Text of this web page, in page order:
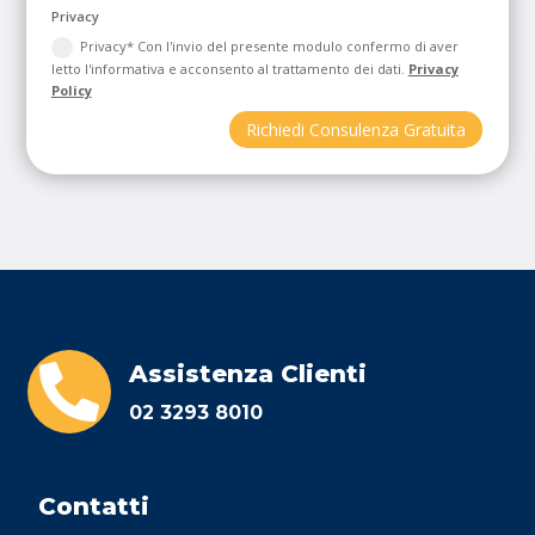
Privacy
Privacy* Con l'invio del presente modulo confermo di aver
letto l'informativa e acconsento al trattamento dei dati. Privacy
Policy
Richiedi Consulenza Gratuita
 Assistenza Clienti
02 3293 8010
Contatti